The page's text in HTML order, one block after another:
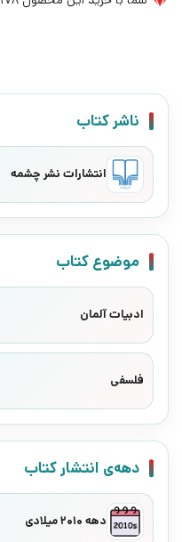
ناشر کتاب
انتشارات نشر چشمه
موضوع کتاب
ادبیات آلمان
فلسفی
دهه‌ی انتشار کتاب
دهه 2010 میلادی